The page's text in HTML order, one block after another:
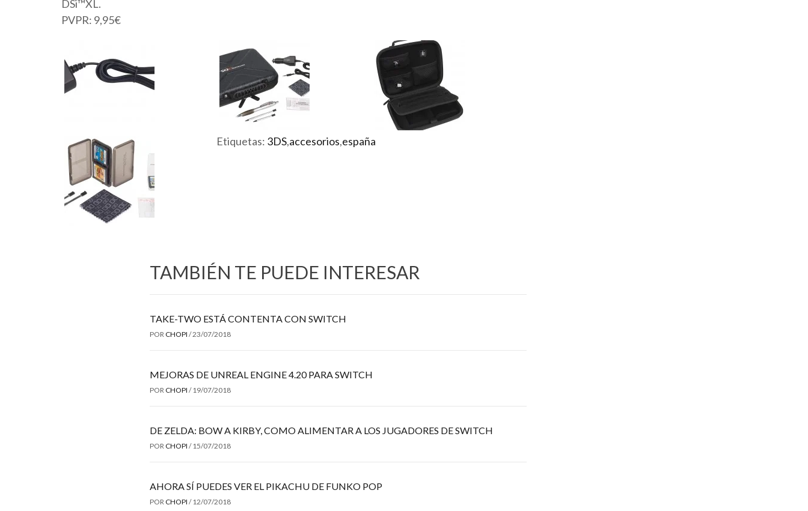
DSi™XL.
PVPR: 9,95€
Etiquetas: 3DS,accesorios,españa
TAMBIÉN TE PUEDE INTERESAR
TAKE-TWO ESTÁ CONTENTA CON SWITCH
POR CHOPI /23/07/2018
MEJORAS DE UNREAL ENGINE 4.20 PARA SWITCH
POR CHOPI / 19/07/2018
DE ZELDA: BOW A KIRBY, COMO ALIMENTAR A LOS JUGADORES DE SWITCH
POR CHOPI / 15/07/2018
AHORA SÍ PUEDES VER EL PIKACHU DE FUNKO POP
POR CHOPI / 12/07/2018